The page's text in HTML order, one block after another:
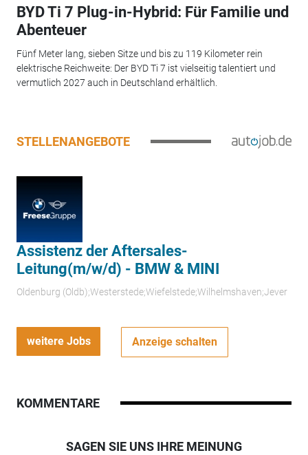
BYD Ti 7 Plug-in-Hybrid: Für Familie und
Abenteuer
Fünf Meter lang, sieben Sitze und bis zu 119 Kilometer rein
elektrische Reichweite: Der BYD Ti 7 ist vielseitig talentiert und
vermutlich 2027 auch in Deutschland erhältlich.
STELLENANGEBOTE
Assistenz der Aftersales-
Leitung(m/w/d) - BMW & MINI
Oldenburg (Oldb);Westerstede;Wiefelstede;Wilhelmshaven;Jever
weitere Jobs Anzeige schalten
KOMMENTARE
SAGEN SIE UNS IHRE MEINUNG